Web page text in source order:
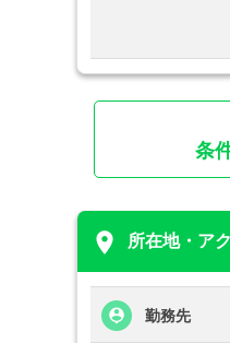
条
place 所在地・ア
勤務先